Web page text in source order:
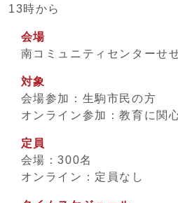
13時から
会場
南コミュニティセンターせ
対象
会場参加：生駒市民の方
オンライン参加：教育に関
定員
会場：300名
オンライン：定員なし